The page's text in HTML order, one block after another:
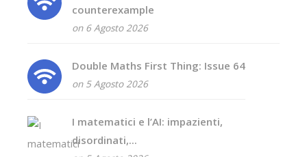
counterexample
on 6 Agosto 2026
Double Maths First Thing: Issue 64
on 5 Agosto 2026
I matematici e l’AI: impazienti,
disordinati,...